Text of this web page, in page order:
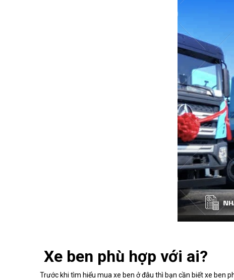
Xe ben phù hợp với ai?
Trước khi tìm hiểu mua xe ben ở đâu thì bạn cần biết xe ben